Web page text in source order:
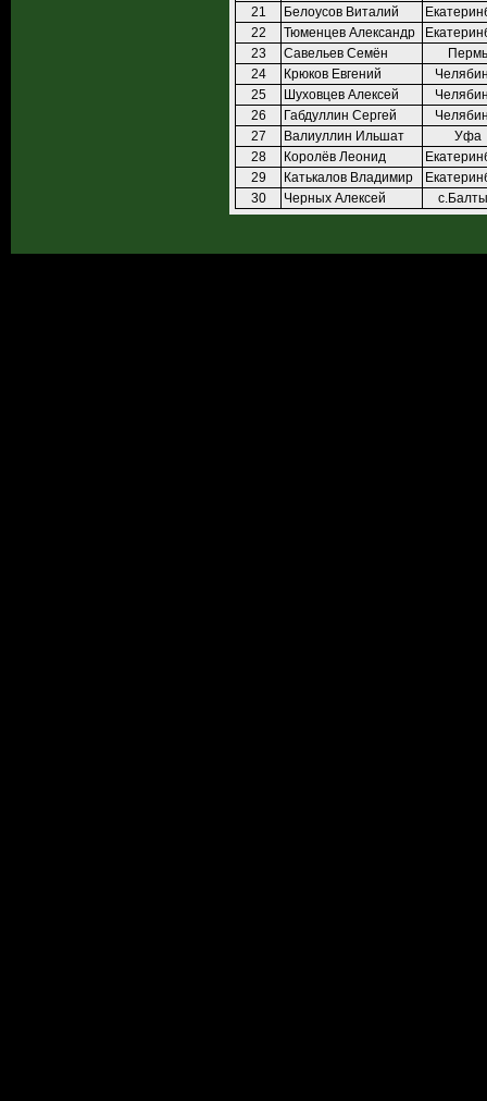
21
Белоусов Виталий
22
Тюменцев Александр
23
Савельев Семён
Пермь
24
Крюков Евгений
25
Шуховцев Алексей
26
Габдуллин Сергей
27
Валиуллин Ильшат
Уфа
28
Королёв Леонид
29
Катькалов Владимир
30
Черных Алексей